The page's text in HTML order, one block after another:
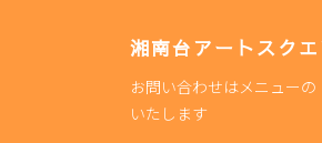
湘南台アートスク
お問い合わせはメニュー
いたします